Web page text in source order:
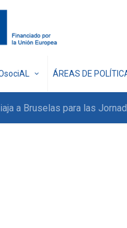
ÁREAS DE
a Bruselas para las